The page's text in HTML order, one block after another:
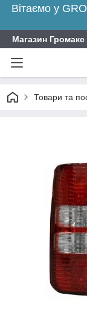
Вітаємо у
Магазин Громакс
Товари та